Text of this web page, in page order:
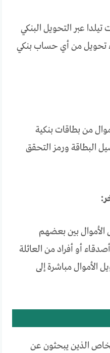
تيلدا عبر التحويل البنكي
تحويل من أي حساب بنكي
من بطاقات بنكية
البطاقة ورمز التحقق
الأموال بين بعضهم
أو أفراد من العائلة
الأموال مباشرة إلى
الذين يبحثون عن